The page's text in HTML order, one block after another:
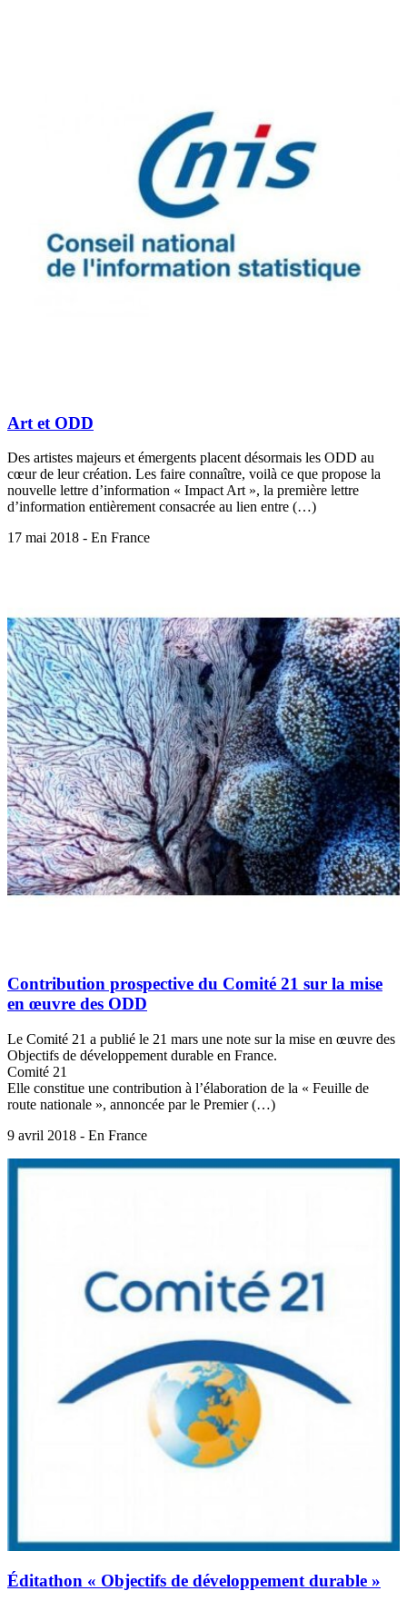
Art et ODD
Des artistes majeurs et émergents placent désormais les ODD au
cœur de leur création. Les faire connaître, voilà ce que propose la
nouvelle lettre d’information « Impact Art », la première lettre
d’information entièrement consacrée au lien entre (…)
17 mai 2018 - En France
Contribution prospective du Comité 21 sur la mise
en œuvre des ODD
Le Comité 21 a publié le 21 mars une note sur la mise en œuvre des
Objectifs de développement durable en France.
Comité 21
Elle constitue une contribution à l’élaboration de la « Feuille de
route nationale », annoncée par le Premier (…)
9 avril 2018 - En France
Éditathon « Objectifs de développement durable »